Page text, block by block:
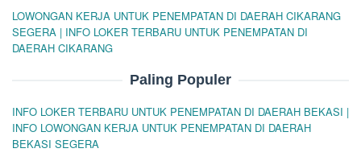
LOWONGAN KERJA UNTUK PENEMPATAN DI DAERAH CIKARANG
SEGERA | INFO LOKER TERBARU UNTUK PENEMPATAN DI
DAERAH CIKARANG
Paling Populer
INFO LOKER TERBARU UNTUK PENEMPATAN DI DAERAH BEKASI |
INFO LOWONGAN KERJA UNTUK PENEMPATAN DI DAERAH
BEKASI SEGERA